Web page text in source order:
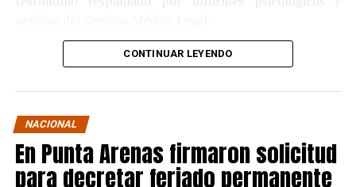
Ante la contundencia de los antecedentes, el imputado
aceptó los cargosen un procedimiento abreviado,
La condena y el cumplimiento en libertad
ElJuzgado de Garantía de Castrodictó sentencia en
noviembre de 2021, condenando a Pedro Montecinos a
CONTINUAR LEYENDO
NACIONAL
En Punta Arenas firmaron solicitud
para decretar feriado permanente